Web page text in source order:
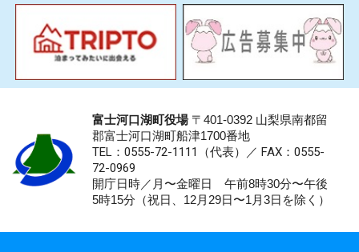
富士河口湖町役場〒401-0392 山梨県南都留
郡富士河口湖町船津1700番地
TEL：0555-72-1111 （代表）／ FAX：0555-
72-0969
開庁日時／月〜金曜日 午前8時30分〜午後
5時15分（祝日、12月29日〜1月3日を除く）